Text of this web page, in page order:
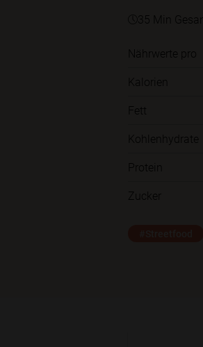
35 Min
Nährwerte pro
Kalorien
Fett
Kohlenhydrate
Protein
Zucker